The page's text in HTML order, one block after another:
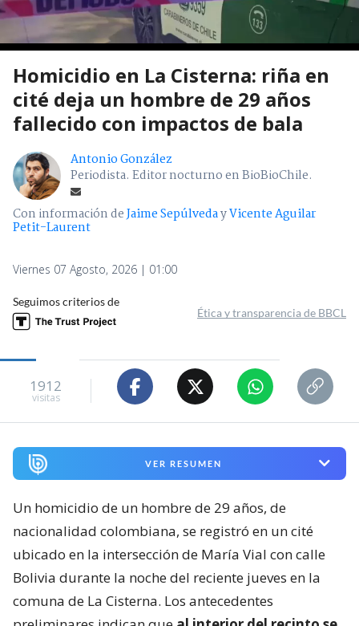
Homicidio en La Cisterna: riña en
cité deja un hombre de 29 años
fallecido con impactos de bala
Antonio González
Periodista. Editor nocturno en BioBioChile.
Con información deJaime SepúlvedayVicente Aguilar
Petit-Laurent
Viernes 07 Agosto, 2026 | 01:00
Seguimos criterios de
Ética y transparencia de BBCL
1912
visitas
VER RESUMEN
Un homicidio de un hombre de 29 años, de
nacionalidad colombiana, se registró en un cité
ubicado en la intersección de María Vial con calle
Bolivia durante la noche del reciente jueves en la
comuna de La Cisterna. Los antecedentes